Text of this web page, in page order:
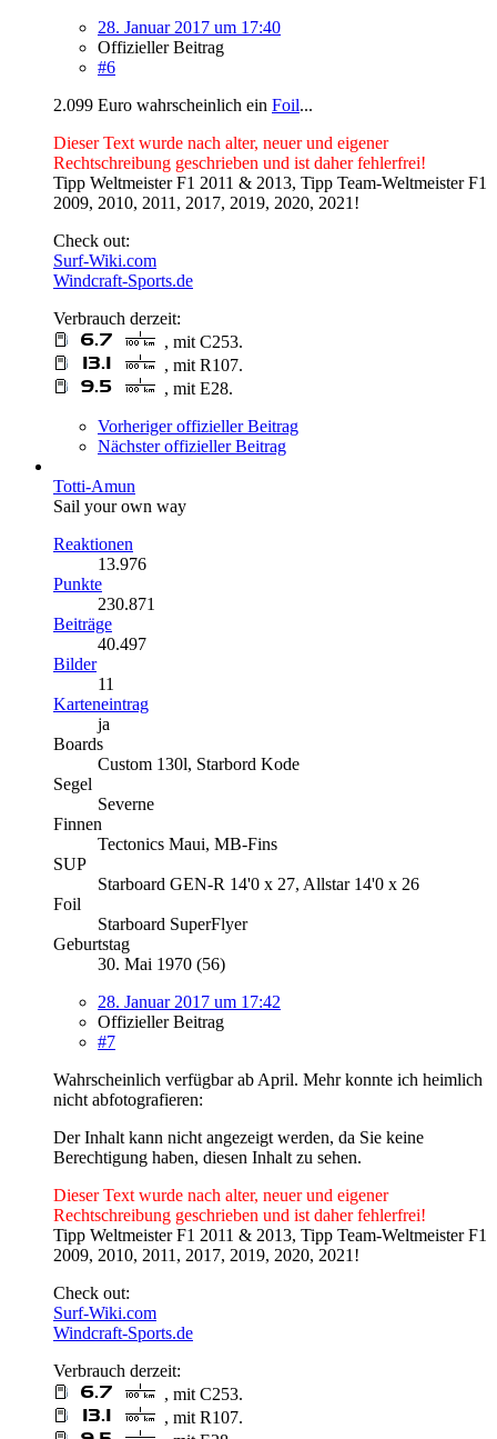
28. Januar 2017 um 17:40
Offizieller Beitrag
#6
2.099 Euro wahrscheinlich ein Foil...
Dieser Text wurde nach alter, neuer und eigener
Rechtschreibung geschrieben und ist daher fehlerfrei!
Tipp Weltmeister F1 2011 & 2013, Tipp Team-Weltmeister F1
2009, 2010, 2011, 2017, 2019, 2020, 2021!
Check out:
Surf-Wiki.com
Windcraft-Sports.de
Verbrauch derzeit:
, mit C253.
, mit R107.
, mit E28.
Vorheriger offizieller Beitrag
Nächster offizieller Beitrag
Totti-Amun
Sail your own way
Reaktionen
13.976
Punkte
230.871
Beiträge
40.497
Bilder
11
Karteneintrag
ja
Boards
Custom 130l, Starbord Kode
Segel
Severne
Finnen
Tectonics Maui, MB-Fins
SUP
Starboard GEN-R 14'0 x 27, Allstar 14'0 x 26
Foil
Starboard SuperFlyer
Geburtstag
30. Mai 1970 (56)
28. Januar 2017 um 17:42
Offizieller Beitrag
#7
Wahrscheinlich verfügbar ab April. Mehr konnte ich heimlich
nicht abfotografieren:
Der Inhalt kann nicht angezeigt werden, da Sie keine
Berechtigung haben, diesen Inhalt zu sehen.
Dieser Text wurde nach alter, neuer und eigener
Rechtschreibung geschrieben und ist daher fehlerfrei!
Tipp Weltmeister F1 2011 & 2013, Tipp Team-Weltmeister F1
2009, 2010, 2011, 2017, 2019, 2020, 2021!
Check out:
Surf-Wiki.com
Windcraft-Sports.de
Verbrauch derzeit:
, mit C253.
, mit R107.